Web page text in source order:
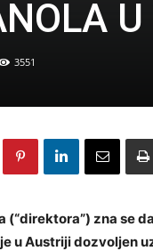
3551
zna se
u Austriji dozvoljen